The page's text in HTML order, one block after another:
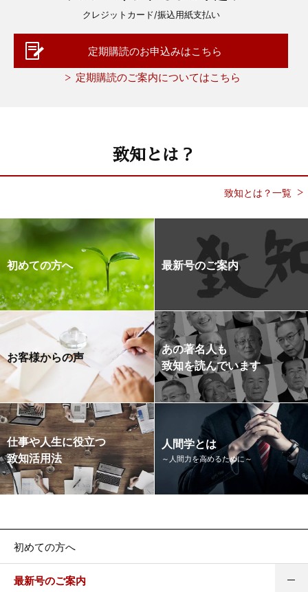
クレジットカード/振込用紙支払い
定期購読のお申込みはこちら
定期購読のご案内についてはこちら
致知とは？
致知とは？一覧
初めての方へ 最新号のご案内
お客様からの声
あの著名人も
致知を読んでいます
仕事や人生に役立つ
致知活用法
人間学とは
～人間力を高めるために～
初めての方へ
最新号のご案内